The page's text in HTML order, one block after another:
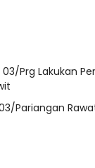
Prg Lakukan
Pariangan